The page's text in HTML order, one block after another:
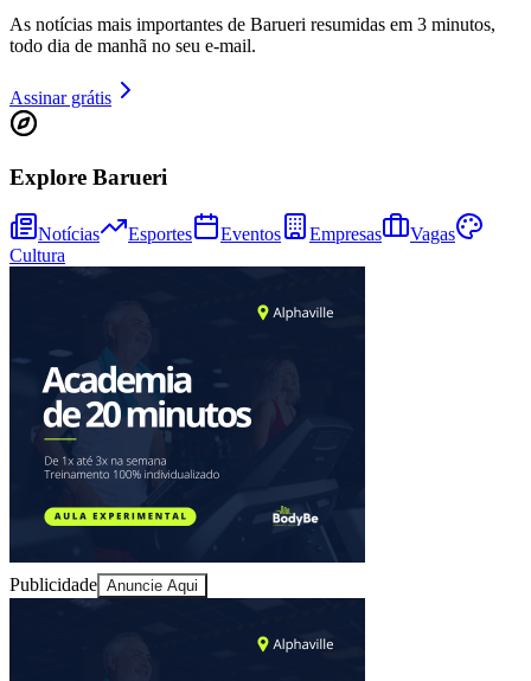
Goiás
As notícias mais importantes de Barueri resumidas em 3 minutos,
todo dia de manhã no seu e-mail.
Assinar grátis
Explore Barueri
Notícias Esportes Eventos Empresas
Vagas
Cultura
Publicidade Anuncie Aqui